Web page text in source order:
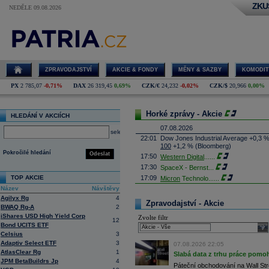
NEDĚLE 09.08.2026
ZPRAVODAJSTVÍ AKCIE & FONDY MĚNY & SAZBY
PX 2 785,07 -0,71% DAX 26 319,45 0,69% CZK/€ 24,232 -0,02% CZK/$ 20,966 0,00%
HLEDÁNÍ V AKCIÍCH
select
Odeslat
Pokročilé hledání
TOP AKCIE
Název
Návštěvy
Agilyx Rg
4
BWAQ Rg-A
2
iShares USD High Yield Corp
Bond UCITS ETF
12
Celsius
3
Adaptiv Select ETF
3
AtlasClear Rg
1
JPM BetaBuildrs Jp
4
Horké zprávy - Akcie
07.08.2026
22:01
Dow Jones Industrial Average +0,3
100 +1,2 % (Bloomberg)
17:50 Western Digital
17:30 SpaceX - Bernst
17:09 Micron Technolo
16:26
Objem obchodů s akciemi na
obchodů za poslední rok je 0,665
16:23 Zvýšení výroby balistických střel
nějakou dobu potrvá. Agentuře
Armin Papperger. Společná výroba
doplnit arzenál Spojeným státům,
(ČTK)
16:07 Conocophillips
Zpravodajství - Akcie
Zvolte filtr
07.08.2026 22:05
Slabá data z trhu práce
Páteční obchodování na Wall